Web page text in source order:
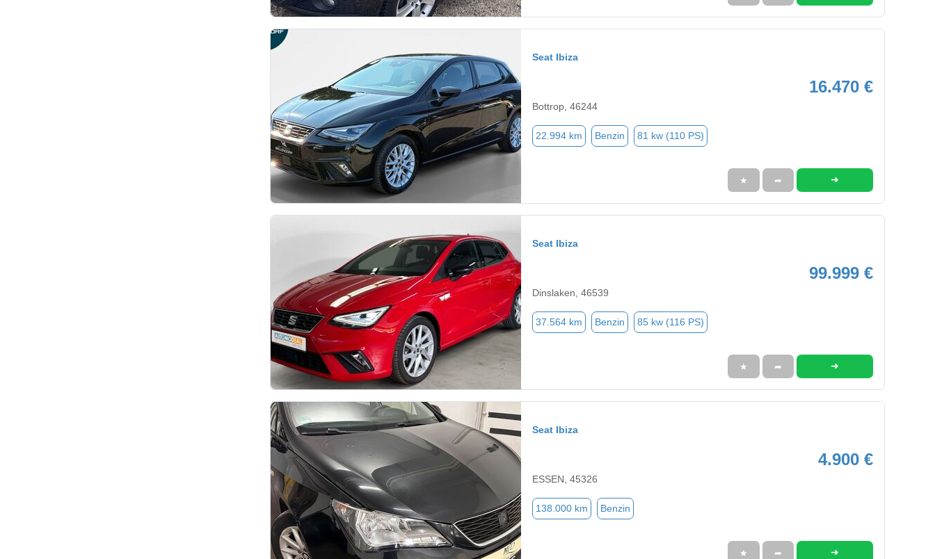
Seat Ibiza
16.470 €
Bottrop, 46244
22.994 km Benzin 81 kw (110 PS)
★ ➦ ➜
Seat Ibiza
99.999 €
Dinslaken, 46539
37.564 km Benzin 85 kw (116 PS)
★ ➦ ➜
Seat Ibiza
4.900 €
ESSEN, 45326
138.000 km Benzin
★ ➦ ➜